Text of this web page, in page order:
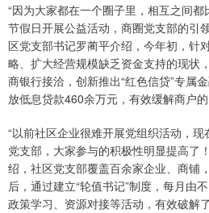
“因为大家都在一个圈子里，相互之间都
节假日开展公益活动，商圈党支部的引
区党支部书记罗蔺平介绍，今年初，针
略、扩大经营规模缺乏资金支持的现状
商银行接洽，创新推出“红色信贷”专属
放低息贷款460余万元，有效缓解商户的
“以前社区企业很难开展党组织活动，
党支部，大家参与的积极性明显提高了
绍，社区党支部覆盖百余家企业、商铺
后，通过建立“轮值书记”制度，每月由
政策学习、资源对接等活动，有效破解